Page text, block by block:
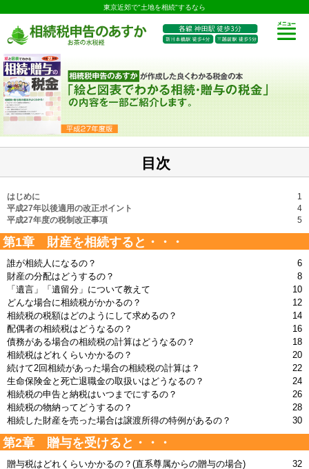
東京近郊で"土地を相続"するなら
目次
はじめに
1
平成27年以後適用の改正ポイント
4
平成27年度の税制改正事項
5
第1章 財産を相続すると・・・
誰が相続人になるの？
6
財産の分配はどうするの？
8
「遺言」「遺留分」について教えて
10
どんな場合に相続税がかかるの？
12
相続税の税額はどのようにして求めるの？
14
配偶者の相続税はどうなるの？
16
債務がある場合の相続税の計算はどうなるの？
18
相続税はどれくらいかかるの？
20
続けて2回相続があった場合の相続税の計算は？
22
生命保険金と死亡退職金の取扱いはどうなるの？
24
相続税の申告と納税はいつまでにするの？
26
相続税の物納ってどうするの？
28
相続した財産を売った場合は譲渡所得の特例があるの？
30
第2章 贈与を受けると・・・
贈与税はどれくらいかかるの？(直系尊属からの贈与の場合)
32